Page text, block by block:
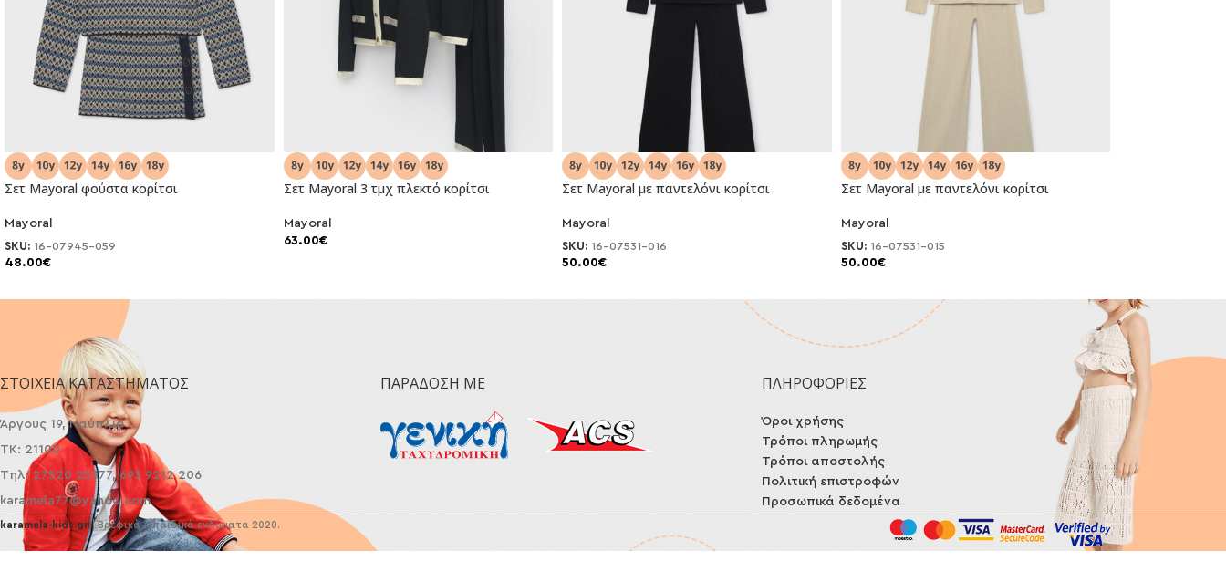
NEO
Σετ Μayoral φούστα κορίτσι
Mayoral
SKU: 16-07945-059
48.00€
NEO
Σετ Μayoral 3 τμχ πλεκτό κορίτσι
Mayoral
63.00€
NEO
Σετ Mayoral με παντελόνι κορίτσι
Mayoral
SKU: 16-07531-016
50.00€
NEO
Σετ Mayoral με παντελόνι κορίτσι
Mayoral
SKU: 16-07531-015
50.00€
-20%
ΣΤΟΙΧΕΊΑ ΚΑΤΑΣΤΉΜΑΤΟΣ
Άργους 19, Ναύπλιο
ΤΚ: 21100
Τηλ: 27520 25377, 693 9212 206
karamela77@yahoo.com
ΠΑΡΆΔΟΣΗ ΜΕ ΠΛΗΡΟΦΟΡΙΕΣ
Όροι χρήσης
Τρόποι πληρωμής
Τρόποι αποστολής
Πολιτική επιστροφών
Προσωπικά δεδομένα
karamela-kids.gr | Βρεφικά - παιδικά ενδύματα 2020.